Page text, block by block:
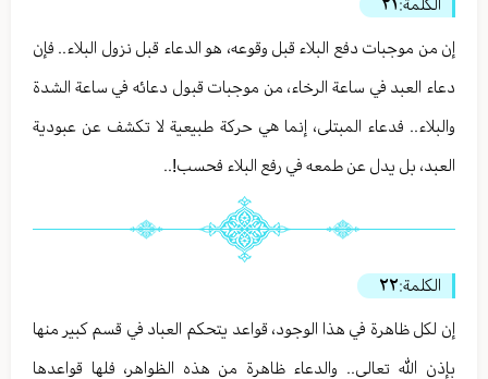
الكلمة:٢١
إن من موجبات دفع البلاء قبل وقوعه، هو الدعاء قبل نزول البلاء.. فإن
دعاء العبد في ساعة الرخاء، من موجبات قبول دعائه في ساعة الشدة
والبلاء.. فدعاء المبتلى، إنما هي حركة طبيعية لا تكشف عن عبودية
العبد، بل يدل عن طمعه في رفع البلاء فحسب!..
الكلمة:٢٢
إن لكل ظاهرة في هذا الوجود، قواعد يتحكم العباد في قسم كبير منها
بإذن الله تعالى.. والدعاء ظاهرة من هذه الظواهر، فلها قواعدها